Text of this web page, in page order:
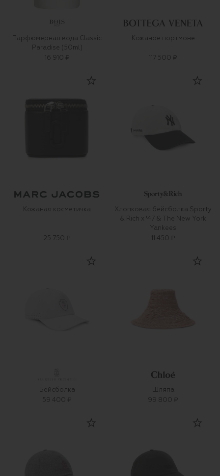
Парфюмерная вода Classic
Paradise (50ml)
16 910 ₽
Кожаное портмоне
117 500 ₽
Кожаная косметичка
25 750 ₽
Хлопковая бейсболка Sporty
& Rich x '47 & The New York
Yankees
11 450 ₽
Бейсболка
59 400 ₽
Шляпа
99 800 ₽